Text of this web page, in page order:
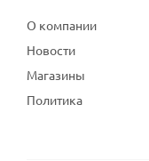
О компании
Новости
Магазины
Политика